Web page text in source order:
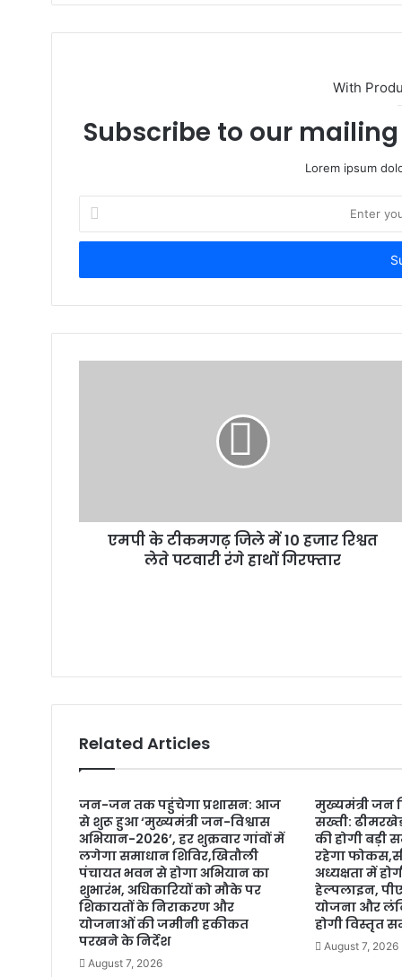
b
s
With
Subscribe to our
Lorem ipsum
t
r
u
r
एमपी के टीकमगढ़ जिले में 10 हजार रिश्वत
लेते पटवारी रंगे हाथों गिरफ्तार
Related Articles
जन-जन तक पहुंचेगा प्रशासन: आज
से शुरू हुआ ‘मुख्यमंत्री जन-विश्वास
अभियान-2026’, हर शुक्रवार गांवों में
लगेगा समाधान शिविर,खितौली
पंचायत भवन से होगा अभियान का
शुभारंभ, अधिकारियों को मौके पर
शिकायतों के निराकरण और
योजनाओं की जमीनी हकीकत
परखने के निर्देश
August 7, 2026
मुख्यमंत्री जन
सख्ती:
की होगी बड़ी
रहेगा
अध्यक्षता में
हेल्पलाइन,
योजना और
होगी विस्तृत
August 7, 2026